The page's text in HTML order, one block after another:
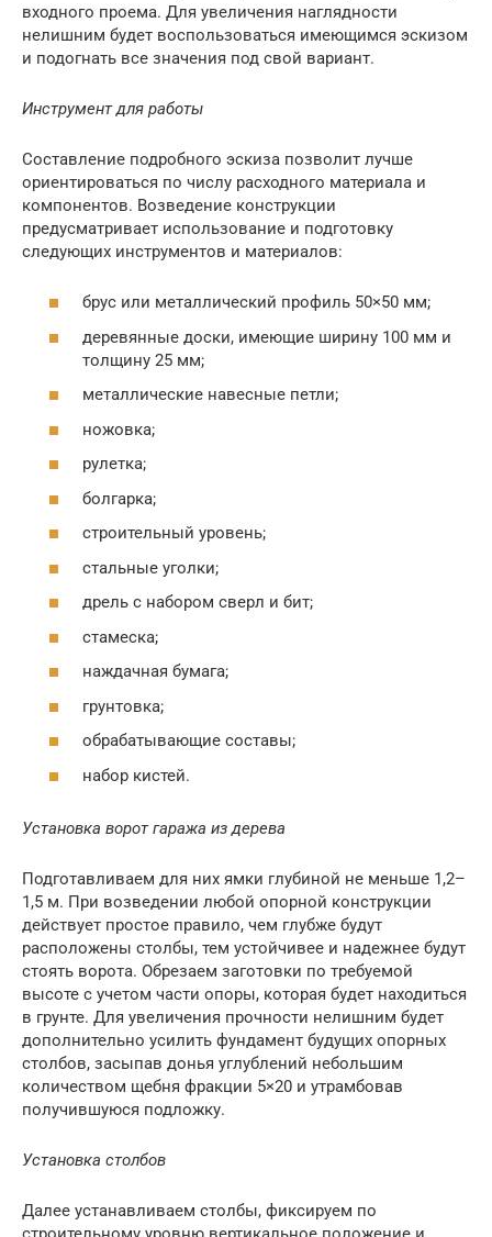
входного проема. Для увеличения наглядности
нелишним будет воспользоваться имеющимся эскизом
и подогнать все значения под свой вариант.
Инструмент для работы
Составление подробного эскиза позволит лучше
ориентироваться по числу расходного материала и
компонентов. Возведение конструкции
предусматривает использование и подготовку
следующих инструментов и материалов:
брус или металлический профиль 50×50 мм;
деревянные доски, имеющие ширину 100 мм и
толщину 25 мм;
металлические навесные петли;
ножовка;
рулетка;
болгарка;
строительный уровень;
стальные уголки;
дрель с набором сверл и бит;
стамеска;
наждачная бумага;
грунтовка;
обрабатывающие составы;
набор кистей.
Установка ворот гаража из дерева
Подготавливаем для них ямки глубиной не меньше 1,2–
1,5 м. При возведении любой опорной конструкции
действует простое правило, чем глубже будут
расположены столбы, тем устойчивее и надежнее будут
стоять ворота. Обрезаем заготовки по требуемой
высоте с учетом части опоры, которая будет находиться
в грунте. Для увеличения прочности нелишним будет
дополнительно усилить фундамент будущих опорных
столбов, засыпав донья углублений небольшим
количеством щебня фракции 5×20 и утрамбовав
получившуюся подложку.
Установка столбов
Далее устанавливаем столбы, фиксируем по